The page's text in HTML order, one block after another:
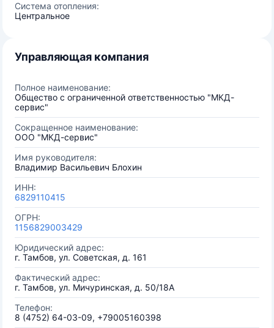
Система отопления:
Центральное
Управляющая компания
Полное наименование:
Общество с ограниченной ответственностью "МКД-
сервис"
Сокращенное наименование:
ООО "МКД-сервис"
Имя руководителя:
Владимир Васильевич Блохин
ИНН:
6829110415
ОГРН:
1156829003429
Юридический адрес:
г. Тамбов, ул. Советская, д. 161
Фактический адрес:
г. Тамбов, ул. Мичуринская, д. 50/18А
Телефон:
8 (4752) 64-03-09, +79005160398